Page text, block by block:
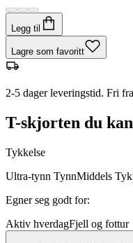
Legg til
Lagre som favoritt
2-5 dager leveringstid. Fri
T-skjorten du
Tykkelse
Ultra-tynn TynnMiddels
Egner seg godt for:
Aktiv hverdagFjell og fottur